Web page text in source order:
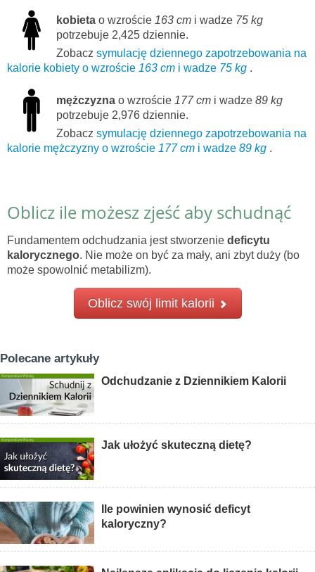
kobieta o wzroście 163 cm i wadze 75 kg
potrzebuje 2,425 dziennie.
Zobacz symulację dziennego zapotrzebowania na
kalorie kobiety o wzroście 163 cm i wadze 75 kg .
mężczyzna o wzroście 177 cm i wadze 89 kg
potrzebuje 2,976 dziennie.
Zobacz symulację dziennego zapotrzebowania na
kalorie mężczyzny o wzroście 177 cm i wadze 89 kg .
Oblicz ile możesz zjeść aby schudnąć
Fundamentem odchudzania jest stworzenie deficytu
kalorycznego. Nie może on być za mały, ani zbyt duży (bo
może spowolnić metabilizm).
Oblicz swój limit kalorii
Polecane artykuły
Odchudzanie z Dziennikiem Kalorii
Jak ułożyć skuteczną dietę?
Ile powinien wynosić deficyt
kaloryczny?